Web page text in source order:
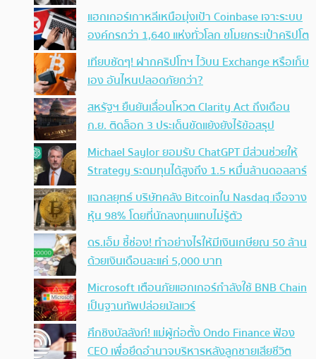
แฮกเกอร์เกาหลีเหนือมุ่งเป้า Coinbase เจาะระบบ
องค์กรกว่า 1,640 แห่งทั่วโลก ขโมยกระเป๋าคริปโต
เทียบชัดๆ! ฝากคริปโทฯ ไว้บน Exchange หรือเก็บ
เอง อันไหนปลอดภัยกว่า?
สหรัฐฯ ยืนยันเลื่อนโหวต Clarity Act ถึงเดือน
ก.ย. ติดล็อก 3 ประเด็นขัดแย้งยังไร้ข้อสรุป
Michael Saylor ยอมรับ ChatGPT มีส่วนช่วยให้
Strategy ระดมทุนได้สูงถึง 1.5 หมื่นล้านดอลลาร์
แฉกลยุทธ์ บริษัทคลัง Bitcoinใน Nasdaq เจือจาง
หุ้น 98% โดยที่นักลงทุนแทบไม่รู้ตัว
ดร.เอ็ม ชี้ช่อง! ทำอย่างไรให้มีเงินเกษียณ 50 ล้าน
ด้วยเงินเดือนละแค่ 5,000 บาท
Microsoft เตือนภัยแฮกเกอร์กำลังใช้ BNB Chain
เป็นฐานทัพปล่อยมัลแวร์
ศึกชิงบัลลังก์! แม่ผู้ก่อตั้ง Ondo Finance ฟ้อง
CEO เพื่อยึดอำนาจบริหารหลังลูกชายเสียชีวิต